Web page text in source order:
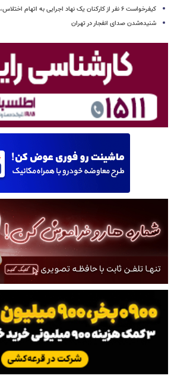
کیفرخواست ۶ نفر از کارکنان یک نهاد اجرایی به اتهام اختلاس، جعل و دریافت رشوه
شنیده‌شدن صدای انفجار در تهران